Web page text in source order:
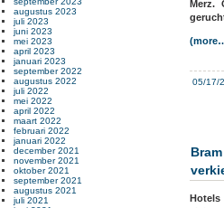
Merz.
05/17/
augustus 2023
juli 2023
juni 2023
mei 2023
april 2023
januari 2023
september 2022
augustus 2022
juli 2022
mei 2022
april 2022
maart 2022
februari 2022
januari 2022
december 2021
november 2021
oktober 2021
september 2021
augustus 2021
juli 2021